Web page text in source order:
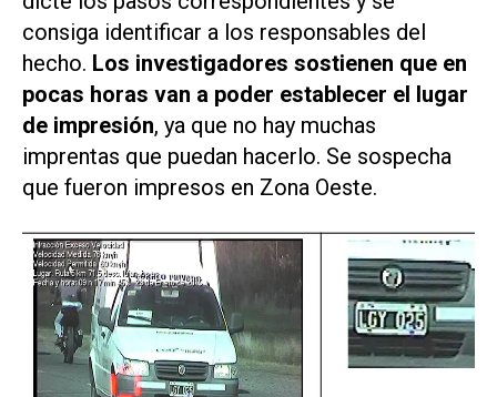
consiga identificar a los responsables del
hecho. Los investigadores sostienen que en
pocas horas van a poder establecer el lugar
de impresión, ya que no hay muchas
imprentas que puedan hacerlo. Se sospecha
que fueron impresos en Zona Oeste.